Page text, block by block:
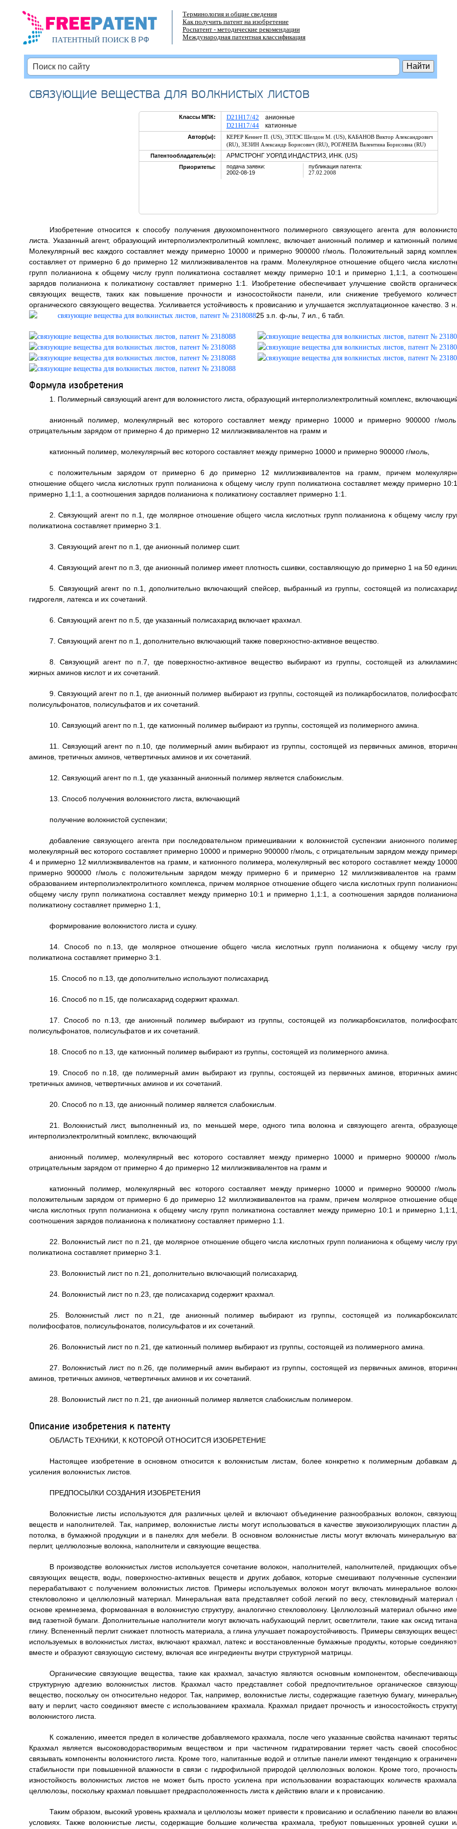
ПАТЕНТНЫЙ ПОИСКВ РФ
Терминология и общие сведения
Как получить патент на изобретение
Роспатент - методические рекомендации
Международная патентная классификация
связующие вещества для волкнистых листов
Классы МПК: D21H17/42 анионные
D21H17/44катионные
Автор(ы): КЕРЕР Кеннет П. (US), ЭТЛЭС Шелдон М. (US), КАБАНОВ Виктор Александрович
(RU), ЗЕЗИН Александр Борисович (RU), РОГАЧЕВА Валентина Борисовна (RU)
Патентообладатель(и):
АРМСТРОНГ УОРЛД ИНДАСТРИЗ, ИНК. (US)
Приоритеты:
подача заявки:
2002-08-19
публикация патента:
27.02.2008
Изобретение относится к способу получения двухкомпонентного полимерного связующего агента для
листа. Указанный агент, образующий интерполиэлектролитный комплекс, включает анионный полимер и катионный
Молекулярный вес каждого составляет между примерно 10000 и примерно 900000 г/моль. Положительный заряд
составляет от примерно 6 до примерно 12 миллиэквивалентов на грамм. Молекулярное отношение общего числа
групп полианиона к общему числу групп поликатиона составляет между примерно 10:1 и примерно 1,1:1, а
зарядов полианиона к поликатиону составляет примерно 1:1. Изобретение обеспечивает улучшение свойств
связующих веществ, таких как повышение прочности и износостойкости панели, или снижение требуемого
органического связующего вещества. Усиливается устойчивость к провисанию и улучшается эксплуатационное качество. 3
25 з.п. ф-лы, 7 ил., 6 табл.
Формула изобретения
1. Полимерный связующий агент для волокнистого листа, образующий интерполиэлектролитный комплекс,
анионный полимер, молекулярный вес которого составляет между примерно 10000 и примерно 900000 г/
отрицательным зарядом от примерно 4 до примерно 12 миллиэквивалентов на грамм и
катионный полимер, молекулярный вес которого составляет между примерно 10000 и примерно 900000 г/моль,
с положительным зарядом от примерно 6 до примерно 12 миллиэквивалентов на грамм, причем
отношение общего числа кислотных групп полианиона к общему числу групп поликатиона составляет между примерно
примерно 1,1:1, а соотношения зарядов полианиона к поликатиону составляет примерно 1:1.
2. Связующий агент по п.1, где молярное отношение общего числа кислотных групп полианиона к общему числу
поликатиона составляет примерно 3:1.
3. Связующий агент по п.1, где анионный полимер сшит.
4. Связующий агент по п.3, где анионный полимер имеет плотность сшивки, составляющую до примерно 1 на 50
5. Связующий агент по п.1, дополнительно включающий спейсер, выбранный из группы, состоящей из
гидрогеля, латекса и их сочетаний.
6. Связующий агент по п.5, где указанный полисахарид включает крахмал.
7. Связующий агент по п.1, дополнительно включающий также поверхностно-активное вещество.
8. Связующий агент по п.7, где поверхностно-активное вещество выбирают из группы, состоящей из
жирных аминов кислот и их сочетаний.
9. Связующий агент по п.1, где анионный полимер выбирают из группы, состоящей из поликарбосилатов,
полисульфонатов, полисульфатов и их сочетаний.
10. Связующий агент по п.1, где катионный полимер выбирают из группы, состоящей из полимерного амина.
11. Связующий агент по п.10, где полимерный амин выбирают из группы, состоящей из первичных аминов,
аминов, третичных аминов, четвертичных аминов и их сочетаний.
12. Связующий агент по п.1, где указанный анионный полимер является слабокислым.
13. Способ получения волокнистого листа, включающий
получение волокнистой суспензии;
добавление связующего агента при последовательном примешивании к волокнистой суспензии анионного
молекулярный вес которого составляет примерно 10000 и примерно 900000 г/моль, с отрицательным зарядом между
4 и примерно 12 миллиэквивалентов на грамм, и катионного полимера, молекулярный вес которого составляет между
примерно 900000 г/моль с положительным зарядом между примерно 6 и примерно 12 миллиэквивалентов на
образованием интерполиэлектролитного комплекса, причем молярное отношение общего числа кислотных групп
общему числу групп поликатиона составляет между примерно 10:1 и примерно 1,1:1, а соотношения зарядов
поликатиону составляет примерно 1:1,
формирование волокнистого листа и сушку.
14. Способ по п.13, где молярное отношение общего числа кислотных групп полианиона к общему числу
поликатиона составляет примерно 3:1.
15. Способ по п.13, где дополнительно используют полисахарид.
16. Способ по п.15, где полисахарид содержит крахмал.
17. Способ по п.13, где анионный полимер выбирают из группы, состоящей из поликарбоксилатов,
полисульфонатов, полисульфатов и их сочетаний.
18. Способ по п.13, где катионный полимер выбирают из группы, состоящей из полимерного амина.
19. Способ по п.18, где полимерный амин выбирают из группы, состоящей из первичных аминов, вторичных
третичных аминов, четвертичных аминов и их сочетаний.
20. Способ по п.13, где анионный полимер является слабокислым.
21. Волокнистый лист, выполненный из, по меньшей мере, одного типа волокна и связующего агента,
интерполиэлектролитный комплекс, включающий
анионный полимер, молекулярный вес которого составляет между примерно 10000 и примерно 900000 г/
отрицательным зарядом от примерно 4 до примерно 12 миллиэквивалентов на грамм и
катионный полимер, молекулярный вес которого составляет между примерно 10000 и примерно 900000 г/
положительным зарядом от примерно 6 до примерно 12 миллиэквивалентов на грамм, причем молярное отношение
числа кислотных групп полианиона к общему числу групп поликатиона составляет между примерно 10:1 и примерно
соотношения зарядов полианиона к поликатиону составляет примерно 1:1.
22. Волокнистый лист по п.21, где молярное отношение общего числа кислотных групп полианиона к общему числу
поликатиона составляет примерно 3:1.
23. Волокнистый лист по п.21, дополнительно включающий полисахарид.
24. Волокнистый лист по п.23, где полисахарид содержит крахмал.
25. Волокнистый лист по п.21, где анионный полимер выбирают из группы, состоящей из
полифосфатов, полисульфонатов, полисульфатов и их сочетаний.
26. Волокнистый лист по п.21, где катионный полимер выбирают из группы, состоящей из полимерного амина.
27. Волокнистый лист по п.26, где полимерный амин выбирают из группы, состоящей из первичных аминов,
аминов, третичных аминов, четвертичных аминов и их сочетаний.
28. Волокнистый лист по п.21, где анионный полимер является слабокислым полимером.
Описание изобретения к патенту
ОБЛАСТЬ ТЕХНИКИ, К КОТОРОЙ ОТНОСИТСЯ ИЗОБРЕТЕНИЕ
Настоящее изобретение в основном относится к волокнистым листам, более конкретно к полимерным добавкам
усиления волокнистых листов.
ПРЕДПОСЫЛКИ СОЗДАНИЯ ИЗОБРЕТЕНИЯ
Волокнистые листы используются для различных целей и включают объединение разнообразных волокон,
веществ и наполнителей. Так, например, волокнистые листы могут использоваться в качестве звукоизолирующих пластин
потолка, в бумажной продукции и в панелях для мебели. В основном волокнистые листы могут включать минеральную
перлит, целлюлозные волокна, наполнители и связующие вещества.
В производстве волокнистых листов используется сочетание волокон, наполнителей, наполнителей, придающих
связующих веществ, воды, поверхностно-активных веществ и других добавок, которые смешивают полученные
перерабатывают с получением волокнистых листов. Примеры используемых волокон могут включать минеральное
стекловолокно и целлюлозный материал. Минеральная вата представляет собой легкий по весу, стекловидный материал
основе кремнезема, формованная в волокнистую структуру, аналогично стекловолокну. Целлюлозный материал обычно
вид газетной бумаги. Дополнительные наполнители могут включать набухающий перлит, осветлители, такие как оксид
глину. Вспененный перлит снижает плотность материала, а глина улучшает пожароустойчивость. Примеры связующих
используемых в волокнистых листах, включают крахмал, латекс и восстановленные бумажные продукты, которые
вместе и образуют связующую систему, включая все ингредиенты внутри структурной матрицы.
Органические связующие вещества, такие как крахмал, зачастую являются основным компонентом,
структурную адгезию волокнистых листов. Крахмал часто представляет собой предпочтительное органическое
вещество, поскольку он относительно недорог. Так, например, волокнистые листы, содержащие газетную бумагу,
вату и перлит, часто соединяют вместе с использованием крахмала. Крахмал придает прочность и износостойкость
волокнистого листа.
К сожалению, имеется предел в количестве добавляемого крахмала, после чего указанные свойства начинают
Крахмал является высоководорастворимым веществом и при частичном гидратировании теряет часть своей
связывать компоненты волокнистого листа. Кроме того, напитанные водой и отлитые панели имеют тенденцию к
стабильности при повышенной влажности в связи с гидрофильной природой целлюлозных волокон. Кроме того,
изностойкость волокнистых листов не может быть просто усилена при использовании возрастающих количеств
целлюлозы, поскольку крахмал повышает предрасположенность листа к действию влаги и к провисанию.
Таким образом, высокий уровень крахмала и целлюлозы может привести к провисанию и ослаблению панели во
условиях. Также волокнистые листы, содержащие большие количества крахмала, требуют повышенных уровней сушки